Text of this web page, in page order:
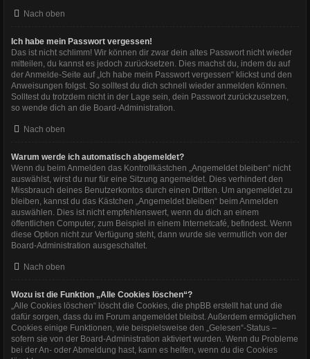
Nach oben
Ich habe mein Passwort vergessen!
Das ist nicht schlimm! Wir können dir zwar dein altes Passwort nicht wieder
mitteilen, du kannst es jedoch zurücksetzen. Dies machst du, indem du auf
der Anmelde-Seite auf „Ich habe mein Passwort vergessen“ klickst und den
Anweisungen folgst. So solltest du dich schnell wieder anmelden können.
Solltest du trotzdem nicht in der Lage sein, dein Passwort zurückzusetzen,
so wende dich an die Board-Administration.
Nach oben
Warum werde ich automatisch abgemeldet?
Wenn du beim Anmelden das Kontrollkästchen „Angemeldet bleiben“ nicht
auswählst, wirst du nur für eine Sitzung angemeldet. Dies verhindert den
Missbrauch deines Benutzerkontos durch einen Dritten. Um angemeldet zu
bleiben, kannst du das Kästchen „Angemeldet bleiben“ beim Anmelden
auswählen. Dies ist nicht empfehlenswert, wenn du dich an einem
öffentlichen Computer, zum Beispiel in einem Internetcafé, befindest. Wenn
diese Option nicht zur Verfügung steht, dann wurde sie vermutlich von der
Board-Administration ausgeschaltet.
Nach oben
Wozu ist die Funktion „Alle Cookies löschen“?
„Alle Cookies löschen“ löscht die Cookies, die phpBB erstellt hat und die
dafür sorgen, dass du im Forum angemeldet bleibst. Außerdem ermöglichen
Cookies einige Funktionen, wie beispielsweise den „Gelesen“-Status –
sofern sie von der Board-Administration aktiviert wurden. Wenn du Probleme
bei der An- oder Abmeldung hast, kann es helfen, wenn du die Cookies